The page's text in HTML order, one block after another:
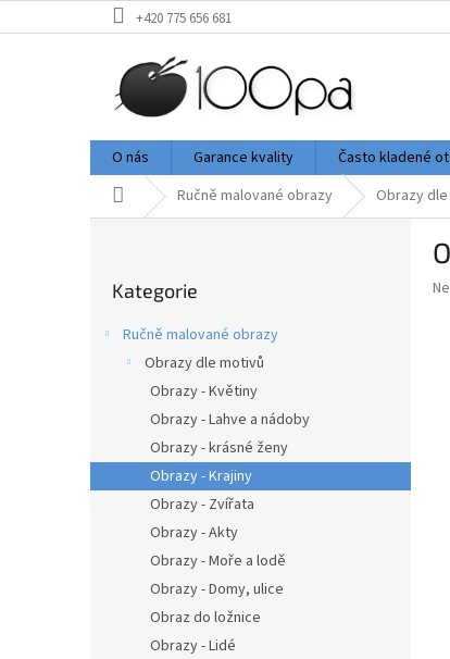
na
+420 775 656 681
O nás Garance kvality Často kladené
Domů Ručně malované obrazy Obrazy
a
n
kategorie
Kategorie
Ručně malované obrazy
Obrazy dle motivů
Obrazy - Květiny
Obrazy - Lahve a nádoby
Obrazy - krásné ženy
Obrazy - Krajiny
Obrazy - Zvířata
Obrazy - Akty
Obrazy - Moře a lodě
Obrazy - Domy, ulice
Obraz do ložnice
Obrazy - Lidé